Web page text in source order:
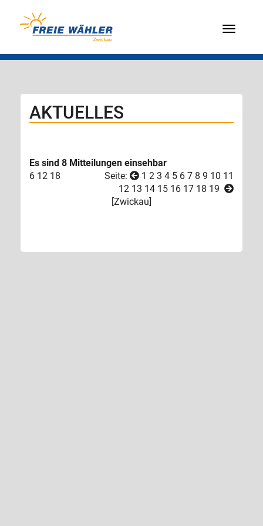
Menü
AKTUELLES
Es sind 8 Mitteilungen einsehbar
6 12 18 Seite: 1 2 3 4 5 6 7 8 9 10 11
12 13 14 15 16 17 18 19
[Zwickau]